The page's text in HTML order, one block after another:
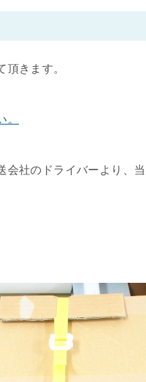
頂きます。
。
社のドライバーより、